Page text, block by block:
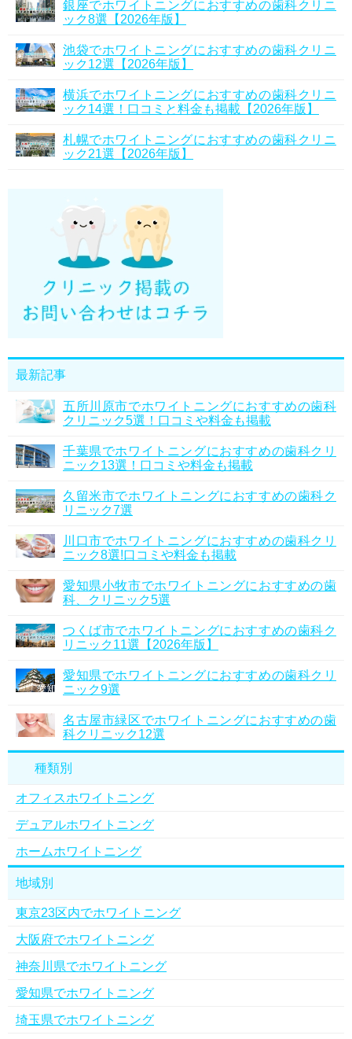
銀座でホワイトニングにおすすめの歯科クリニ
ック8選【2026年版】
池袋でホワイトニングにおすすめの歯科クリニ
ック12選【2026年版】
横浜でホワイトニングにおすすめの歯科クリニ
ック14選！口コミと料金も掲載【2026年版】
札幌でホワイトニングにおすすめの歯科クリニ
ック21選【2026年版】
最新記事
五所川原市でホワイトニングにおすすめの歯科
クリニック5選！口コミや料金も掲載
千葉県でホワイトニングにおすすめの歯科クリ
ニック13選！口コミや料金も掲載
久留米市でホワイトニングにおすすめの歯科ク
リニック7選
川口市でホワイトニングにおすすめの歯科クリ
ニック8選!口コミや料金も掲載
愛知県小牧市でホワイトニングにおすすめの歯
科、クリニック5選
つくば市でホワイトニングにおすすめの歯科ク
リニック11選【2026年版】
愛知県でホワイトニングにおすすめの歯科クリ
ニック9選
名古屋市緑区でホワイトニングにおすすめの歯
科クリニック12選
種類別
オフィスホワイトニング
デュアルホワイトニング
ホームホワイトニング
地域別
東京23区内でホワイトニング
大阪府でホワイトニング
神奈川県でホワイトニング
愛知県でホワイトニング
埼玉県でホワイトニング